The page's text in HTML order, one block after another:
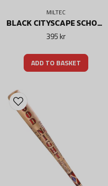
MILTEC
BLACK CITYSCAPE SCHOOL BAG WITH MOLLE ATTACHMENT
395 kr
ADD TO BASKET